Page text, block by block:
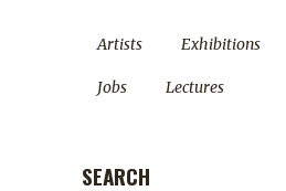
Artists Exhibitions
Jobs Lectures
SEARCH